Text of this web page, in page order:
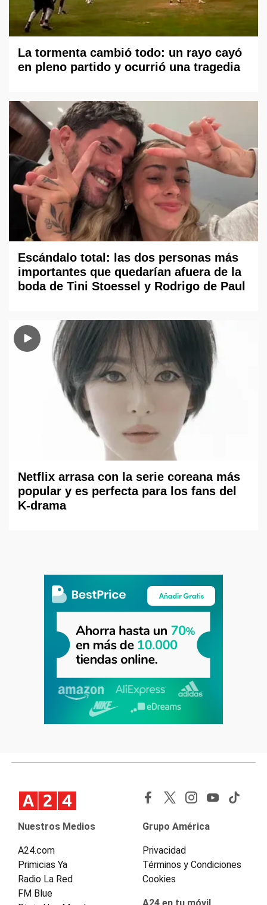
La tormenta cambió todo: un rayo cayó
en pleno partido y ocurrió una tragedia
Escándalo total: las dos personas más
importantes que quedarían afuera de la
boda de Tini Stoessel y Rodrigo de Paul
Netflix arrasa con la serie coreana más
popular y es perfecta para los fans del
K-drama
Nuestros Medios
A24.com
Primicias Ya
Radio La Red
FM Blue
Grupo América
Privacidad
Términos y Condiciones
Cookies